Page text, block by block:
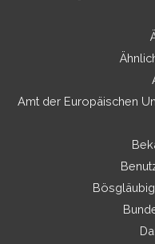
Amt der Europäischen